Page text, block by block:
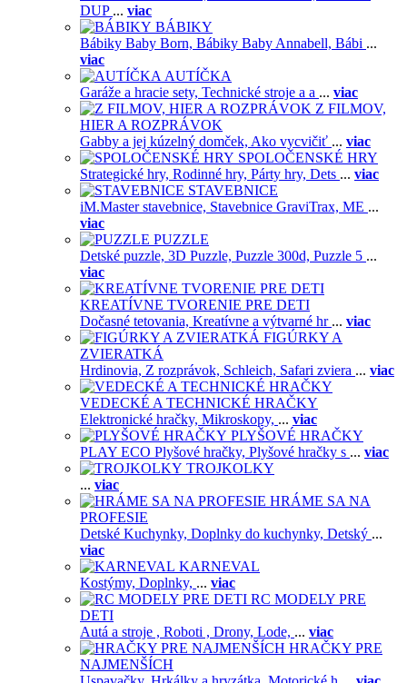
DUP ... viac
BÁBIKY
Bábiky Baby Born, Bábiky Baby Annabell, Bábi ...
viac
AUTÍČKA
Garáže a hracie sety, Technické stroje a a ... viac
Z FILMOV,
HIER A ROZPRÁVOK
Gabby a jej kúzelný domček, Ako vycvičiť ... viac
SPOLOČENSKÉ HRY
Strategické hry, Rodinné hry, Párty hry, Dets ... viac
STAVEBNICE
iM.Master stavebnice, Stavebnice GraviTrax, ME ...
viac
PUZZLE
Detské puzzle, 3D Puzzle, Puzzle 300d, Puzzle 5 ...
viac
KREATÍVNE TVORENIE PRE DETI
Dočasné tetovania, Kreatívne a výtvarné hr ... viac
FIGÚRKY A
ZVIERATKÁ
Hrdinovia, Z rozprávok, Schleich, Safari zviera ... viac
VEDECKÉ A TECHNICKÉ HRAČKY
Elektronické hračky, Mikroskopy, ... viac
PLYŠOVÉ HRAČKY
PLAY ECO Plyšové hračky, Plyšové hračky s ... viac
TROJKOLKY
... viac
HRÁME SA NA
PROFESIE
Detské Kuchynky, Doplnky do kuchynky, Detský ...
viac
KARNEVAL
Kostýmy, Doplnky, ... viac
RC MODELY PRE
DETI
Autá a stroje , Roboti , Drony, Lode, ... viac
HRAČKY PRE
NAJMENŠÍCH